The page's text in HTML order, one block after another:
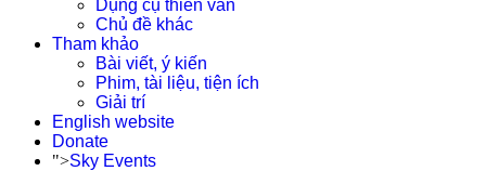
Dụng cụ thiên văn
Chủ đề khác
Tham khảo
Bài viết, ý kiến
Phim, tài liệu, tiện ích
Giải trí
English website
Donate
">Sky Events